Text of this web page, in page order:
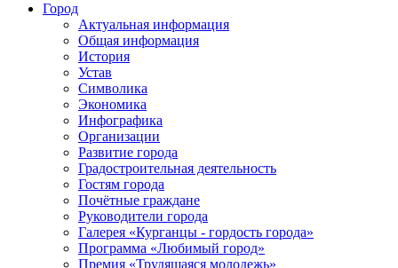
Город
Актуальная информация
Общая информация
История
Устав
Символика
Экономика
Инфографика
Организации
Развитие города
Градостроительная деятельность
Гостям города
Почётные граждане
Руководители города
Галерея «Курганцы - гордость города»
Программа «Любимый город»
Премия «Трудящаяся молодежь»